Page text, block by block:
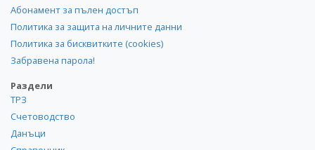
Абонамент за пълен достъп
Политика за защита на личните данни
Политика за бисквитките (cookies)
Забравена парола!
Раздели
ТРЗ
Счетоводство
Данъци